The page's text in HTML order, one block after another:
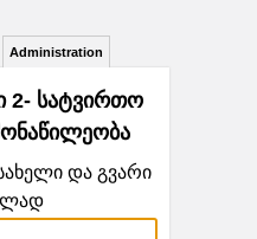
Administration
2- სატვირთო
და გვარი